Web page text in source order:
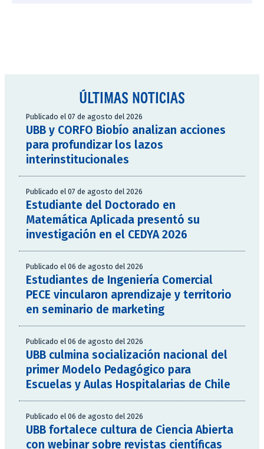
ÚLTIMAS NOTICIAS
Publicado el 07 de agosto del 2026
UBB y CORFO Biobío analizan acciones
para profundizar los lazos
interinstitucionales
Publicado el 07 de agosto del 2026
Estudiante del Doctorado en
Matemática Aplicada presentó su
investigación en el CEDYA 2026
Publicado el 06 de agosto del 2026
Estudiantes de Ingeniería Comercial
PECE vincularon aprendizaje y territorio
en seminario de marketing
Publicado el 06 de agosto del 2026
UBB culmina socialización nacional del
primer Modelo Pedagógico para
Escuelas y Aulas Hospitalarias de Chile
Publicado el 06 de agosto del 2026
UBB fortalece cultura de Ciencia Abierta
con webinar sobre revistas científicas